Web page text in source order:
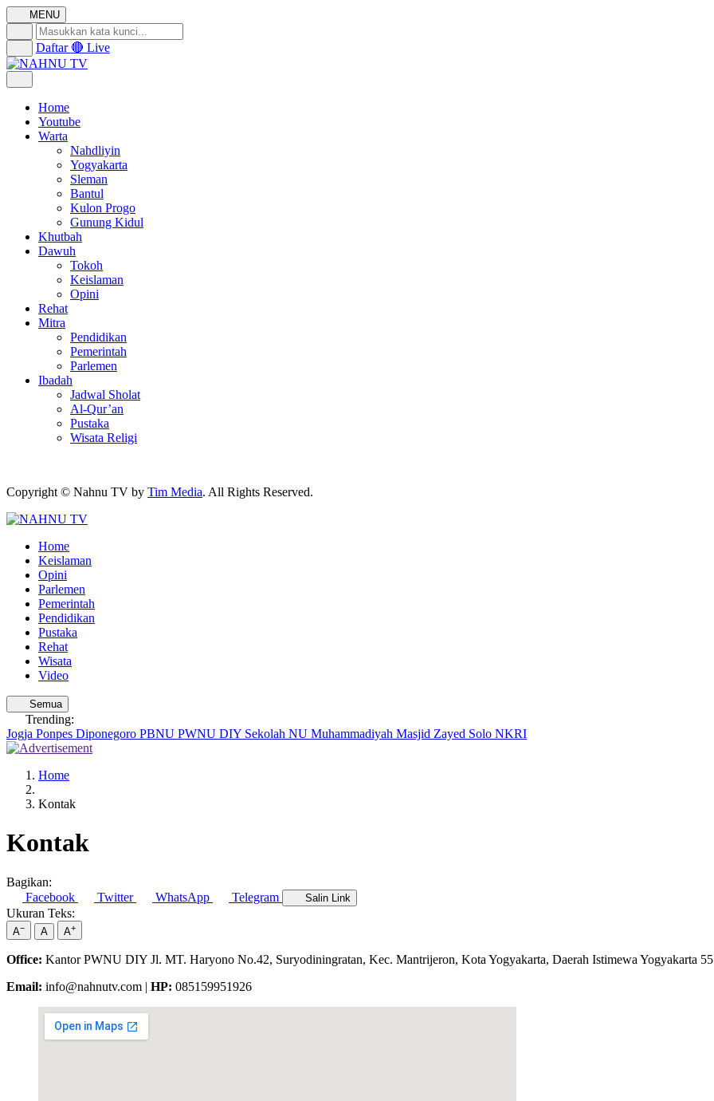
MENU
Daftar 🔴 Live
Home
Youtube
Warta
Nahdliyin
Yogyakarta
Sleman
Bantul
Kulon Progo
Gunung Kidul
Khutbah
Dawuh
Tokoh
Keislaman
Opini
Rehat
Mitra
Pendidikan
Pemerintah
Parlemen
Ibadah
Jadwal Sholat
Al-Qur’an
Pustaka
Wisata Religi
Copyright © Nahnu TV by Tim Media. All Rights Reserved.
Home
Keislaman
Opini
Parlemen
Pemerintah
Pendidikan
Pustaka
Rehat
Wisata
Video
Semua
Trending:
Jogja Ponpes Diponegoro PBNU PWNU DIY Sekolah NU Muhammadiyah Masjid Zayed Solo NKRI
Home
Kontak
Kontak
Bagikan:
Facebook
Twitter WhatsApp Telegram Salin Link
Ukuran Teks:
A− A A+
Office: Kantor PWNU DIY Jl. MT. Haryono No.42, Suryodiningratan, Kec. Mantrijeron, Kota Yogyakarta, Daerah Istimewa Yogyakarta
Email: info@nahnutv.com | HP: 085159951926